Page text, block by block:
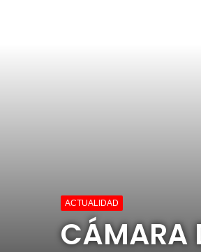
ACTUALIDAD
CÁMARA